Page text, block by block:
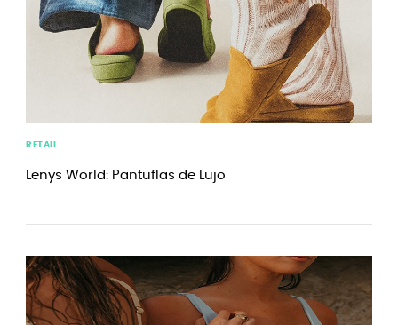
RETAIL
Lenys World: Pantuflas de Lujo